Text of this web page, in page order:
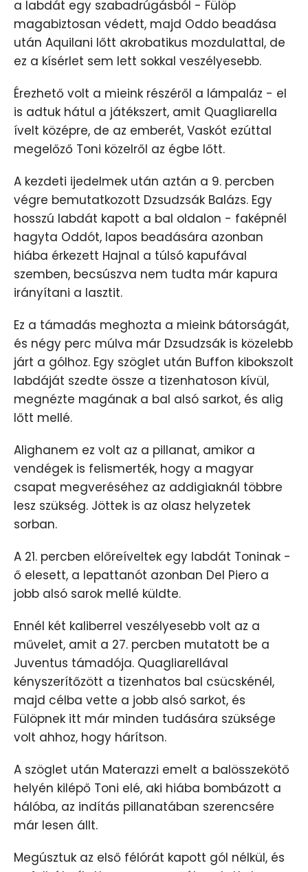
a labdát egy szabadrúgásból - Fülöp
magabiztosan védett, majd Oddo beadása
után Aquilani lőtt akrobatikus mozdulattal, de
ez a kísérlet sem lett sokkal veszélyesebb.
Érezhető volt a mieink részéről a lámpaláz - el
is adtuk hátul a játékszert, amit Quagliarella
ívelt középre, de az emberét, Vaskót ezúttal
megelőző Toni közelről az égbe lőtt.
A kezdeti ijedelmek után aztán a 9. percben
végre bemutatkozott Dzsudzsák Balázs. Egy
hosszú labdát kapott a bal oldalon - faképnél
hagyta Oddót, lapos beadására azonban
hiába érkezett Hajnal a túlsó kapufával
szemben, becsúszva nem tudta már kapura
irányítani a lasztit.
Ez a támadás meghozta a mieink bátorságát,
és négy perc múlva már Dzsudzsák is közelebb
járt a gólhoz. Egy szöglet után Buffon kibokszolt
labdáját szedte össze a tizenhatoson kívül,
megnézte magának a bal alsó sarkot, és alig
lőtt mellé.
Alighanem ez volt az a pillanat, amikor a
vendégek is felismerték, hogy a magyar
csapat megveréséhez az addigiaknál többre
lesz szükség. Jöttek is az olasz helyzetek
sorban.
A 21. percben előreíveltek egy labdát Toninak -
ő elesett, a lepattanót azonban Del Piero a
jobb alsó sarok mellé küldte.
Ennél két kaliberrel veszélyesebb volt az a
művelet, amit a 27. percben mutatott be a
Juventus támadója. Quagliarellával
kényszerítőzött a tizenhatos bal csücskénél,
majd célba vette a jobb alsó sarkot, és
Fülöpnek itt már minden tudására szüksége
volt ahhoz, hogy hárítson.
A szöglet után Materazzi emelt a balösszekötő
helyén kilépő Toni elé, aki hiába bombázott a
hálóba, az indítás pillanatában szerencsére
már lesen állt.
Megúsztuk az első félórát kapott gól nélkül, és